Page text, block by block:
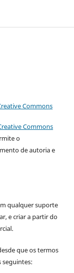
Commons
Commons
o
de autoria e
qualquer suporte
e criar a partir do
que os termos
seguintes: